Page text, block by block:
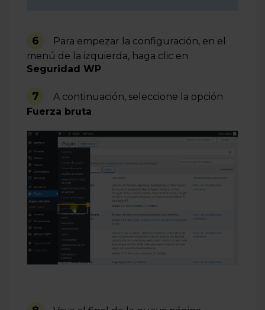
6
Para empezar la configuración, en el
menú de la izquierda, haga clic en
Seguridad WP
7
A continuación, seleccione la opción
Fuerza bruta